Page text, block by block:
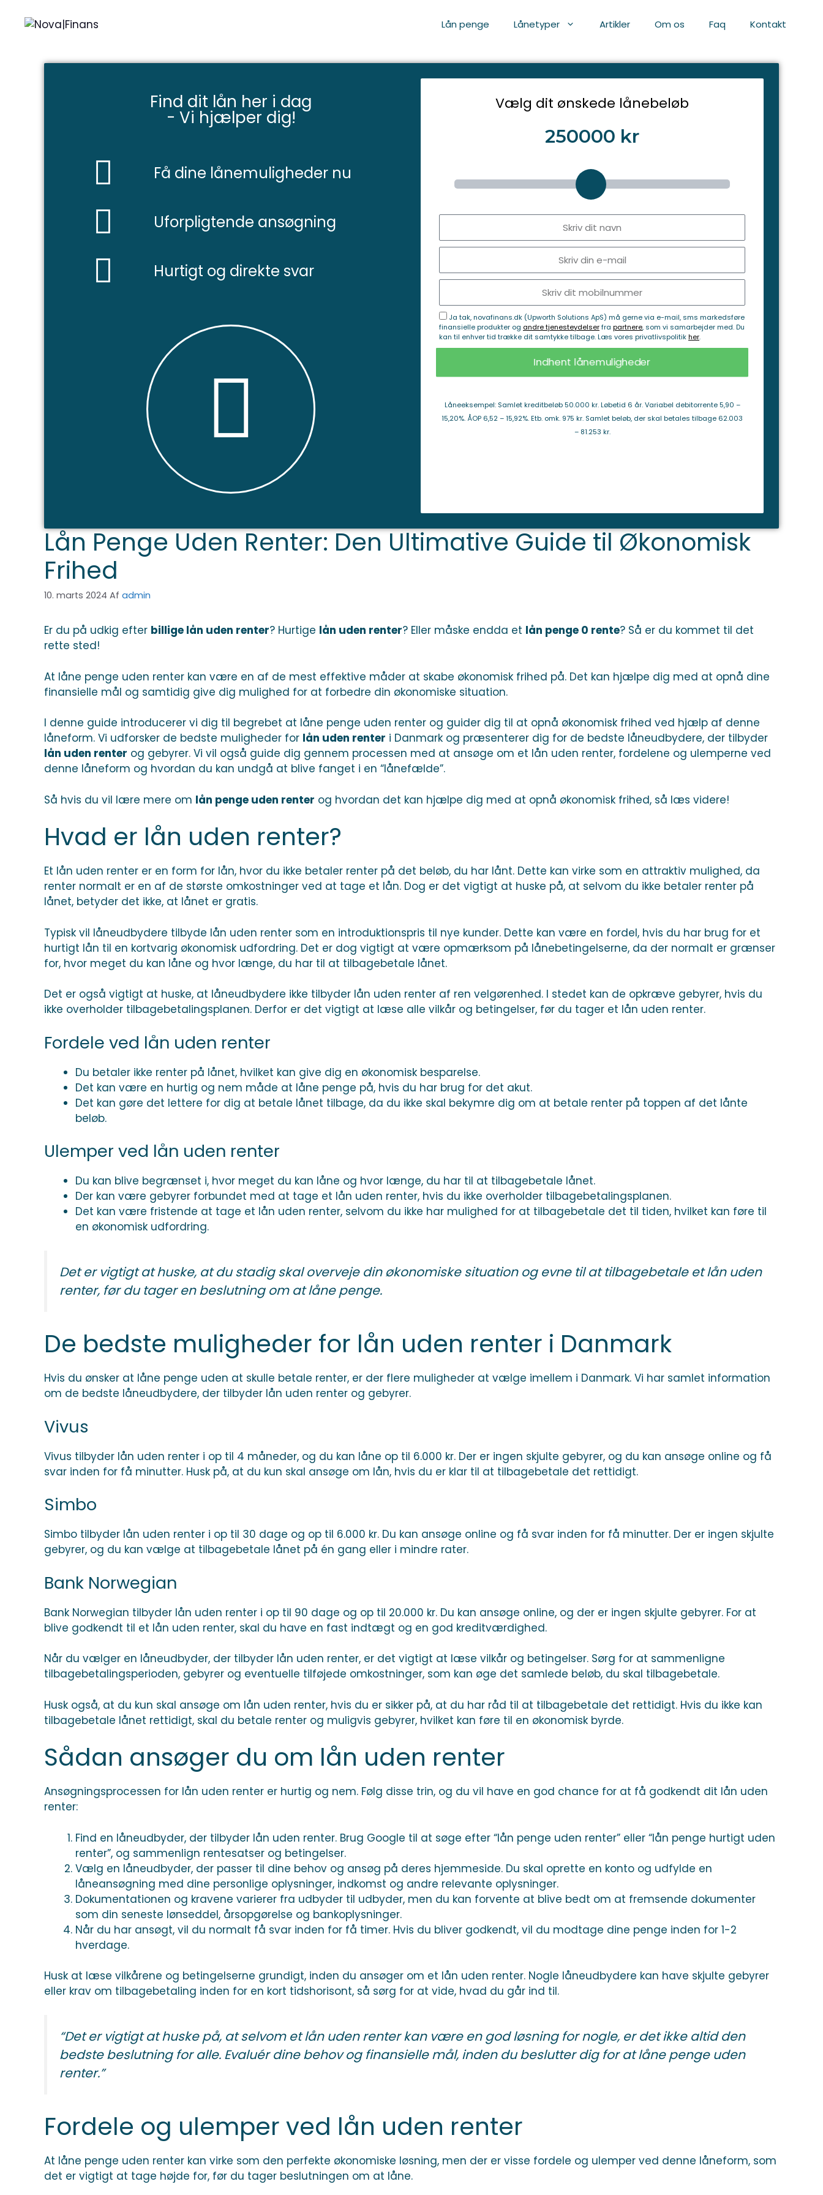
Lån penge Lånetyper Artikler Om os Faq Kontakt
Find dit lån her i dag
- Vi hjælper dig!
Få dine lånemuligheder nu
Uforpligtende ansøgning
Hurtigt og direkte svar
Vælg dit ønskede lånebeløb
250000 kr
Ja tak, novafinans.dk (Upworth Solutions ApS) må gerne via e-mail, sms markedsføre
finansielle produkter og andre tjenesteydelserfra partnere, som vi samarbejder med. Du
kan til enhver tid trække dit samtykke tilbage. Læs vores privatlivspolitikher.
Indhent lånemuligheder
Låneeksempel: Samlet kreditbeløb 50.000 kr. Løbetid 6 år. Variabel debitorrente 5,90 –
15,20%. ÅOP 6,52 – 15,92%. Etb. omk. 975 kr. Samlet beløb, der skal betales tilbage 62.003
– 81.253 kr.
Lån Penge Uden Renter: Den Ultimative Guide til Økonomisk
Frihed
10. marts 2024 Af admin
Er du på udkig efter billige lån uden renter? Hurtige lån uden renter? Eller måske endda et lån penge 0 rente? Så er du kommet til det
rette sted!
At låne penge uden renter kan være en af de mest effektive måder at skabe økonomisk frihed på. Det kan hjælpe dig med at opnå dine
finansielle mål og samtidig give dig mulighed for at forbedre din økonomiske situation.
I denne guide introducerer vi dig til begrebet at låne penge uden renter og guider dig til at opnå økonomisk frihed ved hjælp af denne
låneform. Vi udforsker de bedste muligheder for lån uden renter i Danmark og præsenterer dig for de bedste låneudbydere, der tilbyder
lån uden renter og gebyrer. Vi vil også guide dig gennem processen med at ansøge om et lån uden renter, fordelene og ulemperne ved
denne låneform og hvordan du kan undgå at blive fanget i en “lånefælde”.
Så hvis du vil lære mere om lån penge uden renter og hvordan det kan hjælpe dig med at opnå økonomisk frihed, så læs videre!
Hvad er lån uden renter?
Et lån uden renter er en form for lån, hvor du ikke betaler renter på det beløb, du har lånt. Dette kan virke som en attraktiv mulighed, da
renter normalt er en af de største omkostninger ved at tage et lån. Dog er det vigtigt at huske på, at selvom du ikke betaler renter på
lånet, betyder det ikke, at lånet er gratis.
Typisk vil låneudbydere tilbyde lån uden renter som en introduktionspris til nye kunder. Dette kan være en fordel, hvis du har brug for et
hurtigt lån til en kortvarig økonomisk udfordring. Det er dog vigtigt at være opmærksom på lånebetingelserne, da der normalt er grænser
for, hvor meget du kan låne og hvor længe, du har til at tilbagebetale lånet.
Det er også vigtigt at huske, at låneudbydere ikke tilbyder lån uden renter af ren velgørenhed. I stedet kan de opkræve gebyrer, hvis du
ikke overholder tilbagebetalingsplanen. Derfor er det vigtigt at læse alle vilkår og betingelser, før du tager et lån uden renter.
Fordele ved lån uden renter
Du betaler ikke renter på lånet, hvilket kan give dig en økonomisk besparelse.
Det kan være en hurtig og nem måde at låne penge på, hvis du har brug for det akut.
Det kan gøre det lettere for dig at betale lånet tilbage, da du ikke skal bekymre dig om at betale renter på toppen af det lånte
beløb.
Ulemper ved lån uden renter
Du kan blive begrænset i, hvor meget du kan låne og hvor længe, du har til at tilbagebetale lånet.
Der kan være gebyrer forbundet med at tage et lån uden renter, hvis du ikke overholder tilbagebetalingsplanen.
Det kan være fristende at tage et lån uden renter, selvom du ikke har mulighed for at tilbagebetale det til tiden, hvilket kan føre til
en økonomisk udfordring.
Det er vigtigt at huske, at du stadig skal overveje din økonomiske situation og evne til at tilbagebetale et lån uden
renter, før du tager en beslutning om at låne penge.
De bedste muligheder for lån uden renter i Danmark
Hvis du ønsker at låne penge uden at skulle betale renter, er der flere muligheder at vælge imellem i Danmark. Vi har samlet information
om de bedste låneudbydere, der tilbyder lån uden renter og gebyrer.
Vivus
Vivus tilbyder lån uden renter i op til 4 måneder, og du kan låne op til 6.000 kr. Der er ingen skjulte gebyrer, og du kan ansøge online og få
svar inden for få minutter. Husk på, at du kun skal ansøge om lån, hvis du er klar til at tilbagebetale det rettidigt.
Simbo
Simbo tilbyder lån uden renter i op til 30 dage og op til 6.000 kr. Du kan ansøge online og få svar inden for få minutter. Der er ingen skjulte
gebyrer, og du kan vælge at tilbagebetale lånet på én gang eller i mindre rater.
Bank Norwegian
Bank Norwegian tilbyder lån uden renter i op til 90 dage og op til 20.000 kr. Du kan ansøge online, og der er ingen skjulte gebyrer. For at
blive godkendt til et lån uden renter, skal du have en fast indtægt og en god kreditværdighed.
Når du vælger en låneudbyder, der tilbyder lån uden renter, er det vigtigt at læse vilkår og betingelser. Sørg for at sammenligne
tilbagebetalingsperioden, gebyrer og eventuelle tilføjede omkostninger, som kan øge det samlede beløb, du skal tilbagebetale.
Husk også, at du kun skal ansøge om lån uden renter, hvis du er sikker på, at du har råd til at tilbagebetale det rettidigt. Hvis du ikke kan
tilbagebetale lånet rettidigt, skal du betale renter og muligvis gebyrer, hvilket kan føre til en økonomisk byrde.
Sådan ansøger du om lån uden renter
Ansøgningsprocessen for lån uden renter er hurtig og nem. Følg disse trin, og du vil have en god chance for at få godkendt dit lån uden
renter:
Find en låneudbyder, der tilbyder lån uden renter. Brug Google til at søge efter “lån penge uden renter” eller “lån penge hurtigt uden
renter”, og sammenlign rentesatser og betingelser.
Vælg en låneudbyder, der passer til dine behov og ansøg på deres hjemmeside. Du skal oprette en konto og udfylde en
låneansøgning med dine personlige oplysninger, indkomst og andre relevante oplysninger.
Dokumentationen og kravene varierer fra udbyder til udbyder, men du kan forvente at blive bedt om at fremsende dokumenter
som din seneste lønseddel, årsopgørelse og bankoplysninger.
Når du har ansøgt, vil du normalt få svar inden for få timer. Hvis du bliver godkendt, vil du modtage dine penge inden for 1-2
hverdage.
Husk at læse vilkårene og betingelserne grundigt, inden du ansøger om et lån uden renter. Nogle låneudbydere kan have skjulte gebyrer
eller krav om tilbagebetaling inden for en kort tidshorisont, så sørg for at vide, hvad du går ind til.
“Det er vigtigt at huske på, at selvom et lån uden renter kan være en god løsning for nogle, er det ikke altid den
bedste beslutning for alle. Evaluér dine behov og finansielle mål, inden du beslutter dig for at låne penge uden
renter.”
Fordele og ulemper ved lån uden renter
At låne penge uden renter kan virke som den perfekte økonomiske løsning, men der er visse fordele og ulemper ved denne låneform, som
det er vigtigt at tage højde for, før du tager beslutningen om at låne.